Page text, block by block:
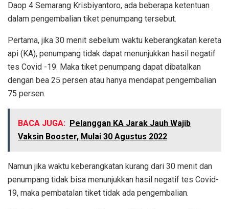
Daop 4 Semarang Krisbiyantoro, ada beberapa ketentuan
dalam pengembalian tiket penumpang tersebut.
Pertama, jika 30 menit sebelum waktu keberangkatan kereta
api (KA), penumpang tidak dapat menunjukkan hasil negatif
tes Covid -19. Maka tiket penumpang dapat dibatalkan
dengan bea 25 persen atau hanya mendapat pengembalian
75 persen.
BACA JUGA: Pelanggan KA Jarak Jauh Wajib
Vaksin Booster, Mulai 30 Agustus 2022
Namun jika waktu keberangkatan kurang dari 30 menit dan
penumpang tidak bisa menunjukkan hasil negatif tes Covid-
19, maka pembatalan tiket tidak ada pengembalian.